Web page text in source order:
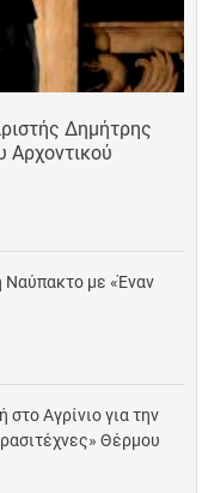
Δημήτρης
Αρχοντικού
με «Έναν
Αγρίνιο για την
Θέρμου